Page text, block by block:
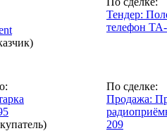
Тендер:
телефон
По сделке:
Продажа:
209